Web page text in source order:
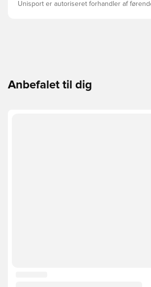
Unisport er autoriseret forhandler af
Anbefalet til dig